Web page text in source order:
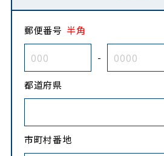
郵便番号 半角
-
都道府県
市町村番地